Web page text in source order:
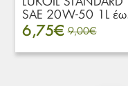
SAE 20W-50 1L
4L
6,75€ 9,00€